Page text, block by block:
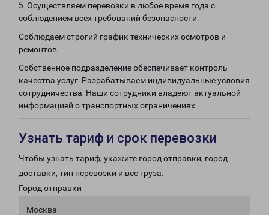
5. Осуществляем перевозки в любое время года с
соблюдением всех требований безопасности.
Соблюдаем строгий график технических осмотров и
ремонтов.
Собственное подразделение обеспечивает контроль
качества услуг. Разрабатываем индивидуальные условия
сотрудничества. Наши сотрудники владеют актуальной
информацией о транспортных ограничениях.
Узнать тариф и срок перевозки
Чтобы узнать тариф, укажите город отправки, город
доставки, тип перевозки и вес груза.
Город отправки
Москва